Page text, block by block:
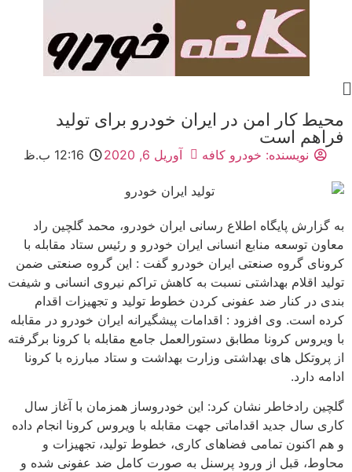
محیط کار امن در ایران خودرو برای تولید
فراهم است
نویسنده: خودرو کافه آوریل 6, 2020 12:16 ب.ظ
به گزارش پایگاه اطلاع رسانی ایران خودرو، محمد گلچین راد
معاون توسعه منابع انسانی ایران خودرو و رئیس ستاد مقابله با
کرونای گروه صنعتی ایران خودرو گفت : این گروه صنعتی ضمن
تولید اقلام بهداشتی نسبت به کاهش تراکم نیروی انسانی و شیفت
بندی در کنار ضد عفونی کردن خطوط تولید و تجهیزات اقدام
کرده است. وی افزود : اقدامات پیشگیرانه ایران خودرو در مقابله
با ویروس کرونا مطابق دستورالعمل جامع مقابله با کرونا برگرفته
از پروتکل های بهداشتی وزارت بهداشت و ستاد مبارزه با کرونا
ادامه دارد.
گلچین رادخاطر نشان کرد: این خودروساز همزمان با آغاز سال
کاری سال جدید اقداماتی جهت مقابله با ویروس کرونا انجام داده
و هم اکنون تمامی فضاهای کاری، خطوط تولید، تجهیزات و
محاوط، قبل از ورود پرسنل به صورت کامل ضد عفونی شده و